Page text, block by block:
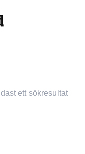
ett sökresultat